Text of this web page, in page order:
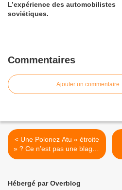
L’expérience des automobilistes
soviétiques.
Commentaires
Ajouter un commentaire
< Une Polonez Atu « étroite
» ? Ce n’est pas une blague
!
Hébergé par Overblog